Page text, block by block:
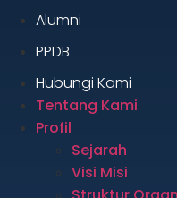
Alumni
PPDB
Hubungi Kami
Tentang Kami
Profil
Sejarah
Visi Misi